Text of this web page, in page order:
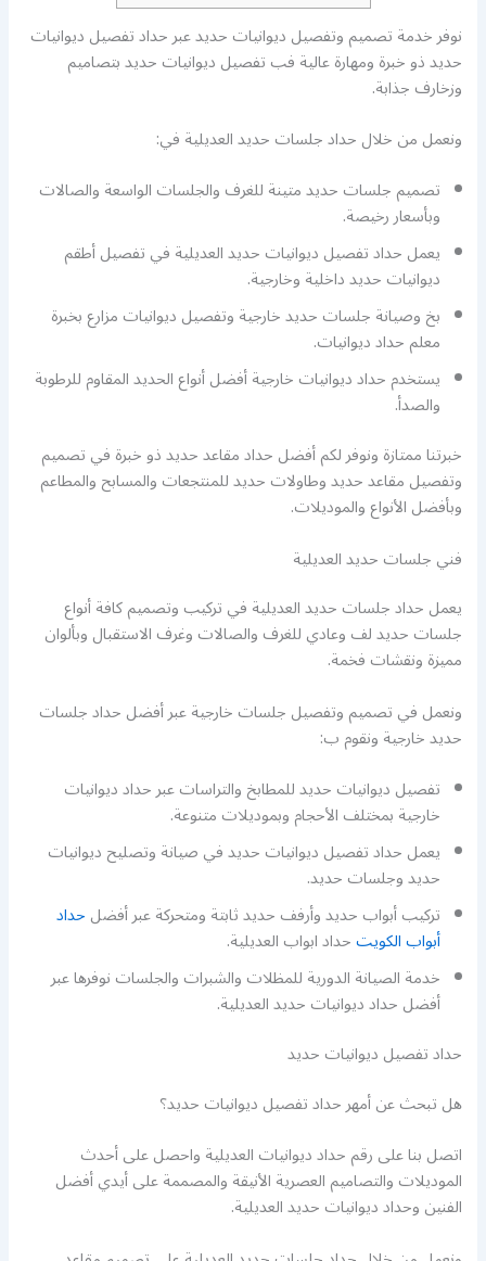
نوفر خدمة تصميم وتفصيل ديوانيات حديد عبر حداد تفصيل ديوانيات
حديد ذو خبرة ومهارة عالية فب تفصيل ديوانيات حديد بتصاميم
وزخارف جذابة.
ونعمل من خلال حداد جلسات حديد العديلية في:
تصميم جلسات حديد متينة للغرف والجلسات الواسعة والصالات
وبأسعار رخيصة.
يعمل حداد تفصيل ديوانيات حديد العديلية في تفصيل أطقم
ديوانيات حديد داخلية وخارجية.
بخ وصيانة جلسات حديد خارجية وتفصيل ديوانيات مزارع بخبرة
معلم حداد ديوانيات.
يستخدم حداد ديوانيات خارجية أفضل أنواع الحديد المقاوم للرطوبة
والصدأ.
خبرتنا ممتازة ونوفر لكم أفضل حداد مقاعد حديد ذو خبرة في تصميم
وتفصيل مقاعد حديد وطاولات حديد للمنتجعات والمسابح والمطاعم
وبأفضل الأنواع والموديلات.
فني جلسات حديد العديلية
يعمل حداد جلسات حديد العديلية في تركيب وتصميم كافة أنواع
جلسات حديد لف وعادي للغرف والصالات وغرف الاستقبال وبألوان
مميزة ونقشات فخمة.
ونعمل في تصميم وتفصيل جلسات خارجية عبر أفضل حداد جلسات
حديد خارجية ونقوم ب:
تفصيل ديوانيات حديد للمطابخ والتراسات عبر حداد ديوانيات
خارجية بمختلف الأحجام وبموديلات متنوعة.
يعمل حداد تفصيل ديوانيات حديد في صيانة وتصليح ديوانيات
حديد وجلسات حديد.
تركيب أبواب حديد وأرفف حديد ثابتة ومتحركة عبر أفضلحداد
أبواب الكويتحداد ابواب العديلية.
خدمة الصيانة الدورية للمظلات والشبرات والجلسات نوفرها عبر
أفضل حداد ديوانيات حديد العديلية.
حداد تفصيل ديوانيات حديد
هل تبحث عن أمهر حداد تفصيل ديوانيات حديد؟
اتصل بنا على رقم حداد ديوانيات العديلية واحصل على أحدث
الموديلات والتصاميم العصرية الأنيقة والمصممة على أيدي أفضل
الفنين وحداد ديوانيات حديد العديلية.